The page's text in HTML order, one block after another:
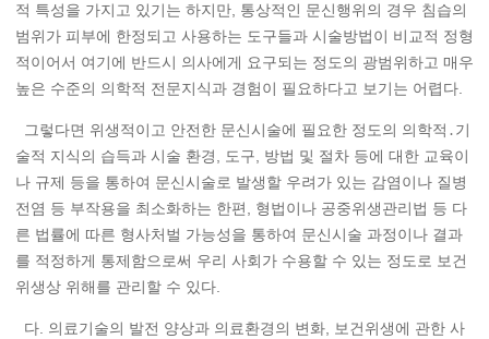
적 특성을 가지고 있기는 하지만, 통상적인 문신행위의 경우 침습의
범위가 피부에 한정되고 사용하는 도구들과 시술방법이 비교적 정형
적이어서 여기에 반드시 의사에게 요구되는 정도의 광범위하고 매우
높은 수준의 의학적 전문지식과 경험이 필요하다고 보기는 어렵다.
그렇다면 위생적이고 안전한 문신시술에 필요한 정도의 의학적․기
술적 지식의 습득과 시술 환경, 도구, 방법 및 절차 등에 대한 교육이
나 규제 등을 통하여 문신시술로 발생할 우려가 있는 감염이나 질병
전염 등 부작용을 최소화하는 한편, 형법이나 공중위생관리법 등 다
른 법률에 따른 형사처벌 가능성을 통하여 문신시술 과정이나 결과
를 적정하게 통제함으로써 우리 사회가 수용할 수 있는 정도로 보건
위생상 위해를 관리할 수 있다.
다. 의료기술의 발전 양상과 의료환경의 변화, 보건위생에 관한 사